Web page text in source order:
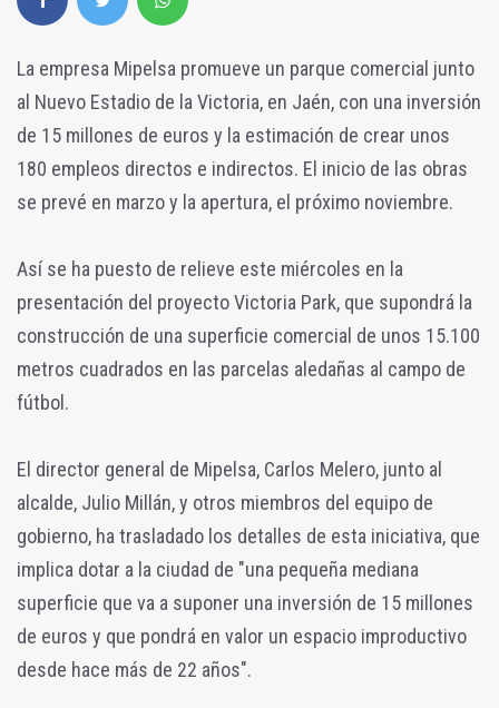
La empresa Mipelsa promueve un parque comercial junto
al Nuevo Estadio de la Victoria, en Jaén, con una inversión
de 15 millones de euros y la estimación de crear unos
180 empleos directos e indirectos. El inicio de las obras
se prevé en marzo y la apertura, el próximo noviembre.
Así se ha puesto de relieve este miércoles en la
presentación del proyecto Victoria Park, que supondrá la
construcción de una superficie comercial de unos 15.100
metros cuadrados en las parcelas aledañas al campo de
fútbol.
El director general de Mipelsa, Carlos Melero, junto al
alcalde, Julio Millán, y otros miembros del equipo de
gobierno, ha trasladado los detalles de esta iniciativa, que
implica dotar a la ciudad de "una pequeña mediana
superficie que va a suponer una inversión de 15 millones
de euros y que pondrá en valor un espacio improductivo
desde hace más de 22 años".